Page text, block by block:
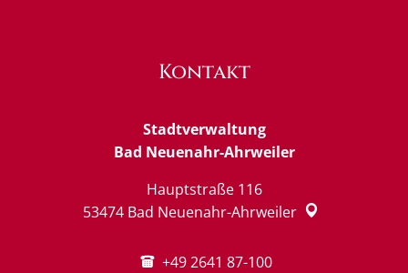
Kontakt
Stadtverwaltung
Bad Neuenahr-Ahrweiler
Hauptstraße 116
53474 Bad Neuenahr-Ahrweiler
+49 2641 87-100